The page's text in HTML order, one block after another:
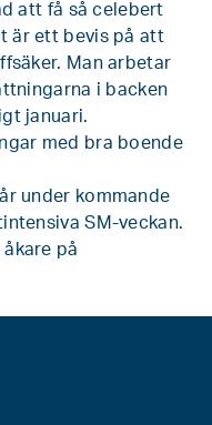
att få så celebert
är ett bevis på att
Man arbetar
i backen
januari.
med bra boende
under kommande
SM-veckan.
på